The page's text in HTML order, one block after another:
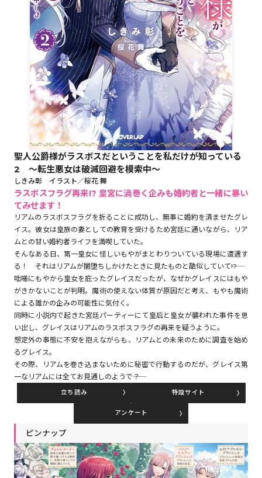
オーバーラップノベルスf
ロサージュノベルス
コミックガルド
コミッククリエ
リキューレ
コミックパルフェ
コミックエッセイ
閉じる
聖人公爵様がラスボスだということを私だけが知っている
2 ～転生悪女は破滅回避を模索中～
しきみ彰 イラスト／桜花 舞
ラスボスフラグ再来!? 皇宮に渦巻く企みも婚約者と一緒に暴い
てみせます！
リアムのラスボスフラグを折ることに成功し、無事に婚約を済ませたグレ
イス。彼女は皇族の妻としての教育を受けるため宮廷に通いながら、リア
ムとの甘い婚約者ライフを満喫していた。
そんなある日、第一皇女に怪しいもやがまとわりついている現場に遭遇す
る！ それはリアムが闇堕ちしかけたときに見たものと酷似していて――!?
咄嗟にもやから皇女を庇ったグレイスだったが、なぜかグレイスにはもや
がきかないことが判明。魔術の使えない体質が原因だと考え、もやも魔術
による誰かの企みの可能性に気付く。
同時に小説内で起きた宮廷パーティーにて皇后と皇女が襲われた事件を思
い出し、グレイスはリアムのラスボスフラグの再来を疑うように。
想定外の事態に不安を抱えながらも、リアムとの未来のために調査を始め
るグレイス。
その際、リアムを巻き込まないために秘密で行動するのだが、グレイス第
一なリアムには全てお見通しのようで――？
立ち読み 特設サイト
アンケート
ピンナップ